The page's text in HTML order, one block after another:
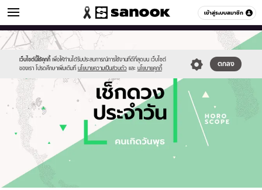
เข้าสู่ระบบสมาชิก
ดูดวง หมวดอื่นๆ
เว็บไซต์นี้ใช้คุกกี้ เพื่อให้ท่านได้รับประสบการณ์การใช้งานที่ดีที่สุดบน เว็บไซต์
ของเรา โปรดศึกษาเพิ่มเติมที่ นโยบายความเป็นส่วนตัว และ นโยบายคุกกี้
ตกลง
Sanook
//s.isanook.com/sr/0/images/logo-
new-
sanook.png
600
60
//s.isanook.com/ho/0/ud/fxd/day/daily-
horoscope-
wednesday.jpg